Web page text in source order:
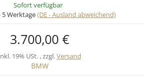
Sofort verfügbar
5 Werktage(DE - Ausland abweichend)
3.700,00 €
19% USt. , zzgl.Versand
BMW